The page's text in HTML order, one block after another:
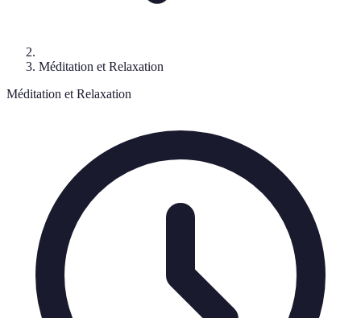
Méditation et Relaxation
Méditation et Relaxation